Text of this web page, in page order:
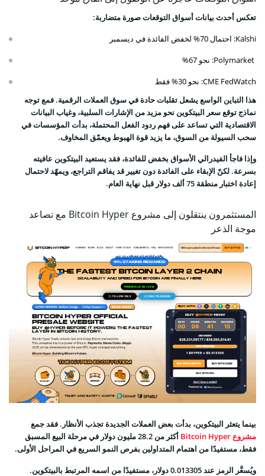
تعكس أحدث بيانات أسواق التوقعات صورة متضاربة:
Kalshi: احتمال 70% لخفض الفائدة في ديسمبر
CME FedWatch: نحو 30% فقط
هذا التباين الواسع يشعل تقلبات حادة في سوق العملات الرقمية. فمع توجه
نماذج توقع سعر البيتكوين نحو مزيد من الإشارات السلبية، وغياب البيانات
الاقتصادية التي تساعد على فهم ردود الفعل المحتملة، بدأت المؤسسات في
سحب السيولة من السوق، ما يزيد قوة الهبوط ويعمّق المخاوف.
وإذا فاجأ الفيدرالي الأسواق بخفض للفائدة، فقد يستعيد البيتكوين عافيته
بسرعة. لكنّ الإبقاء على الفائدة دون تغيير قد يفاقم التراجع، ويمهّد لاحتمال
إعادة اختبار منطقة 75 ألف دولار قبل نهاية العام.
المستثمرون ينتقلون إلى مشروع Bitcoin Hyper مع تصاعد
موجة الذعر
بينما يتعثر البيتكوين، بدأت بعض العملات الجديدة تجذب الأنظار. فقد جمع
مشروع Bitcoin Hyper
أكثر من 28.2 مليون دولار في مرحلة البيع المسبق
فقط، مستفيدًا من اهتمام المتداولين بفرص النمو السريع في المراحل الأولى.
ويُسعَّر الرمز عند 0.013305 دولار، مستفيدًا من اسمه المرتبط بالبيتكوين.